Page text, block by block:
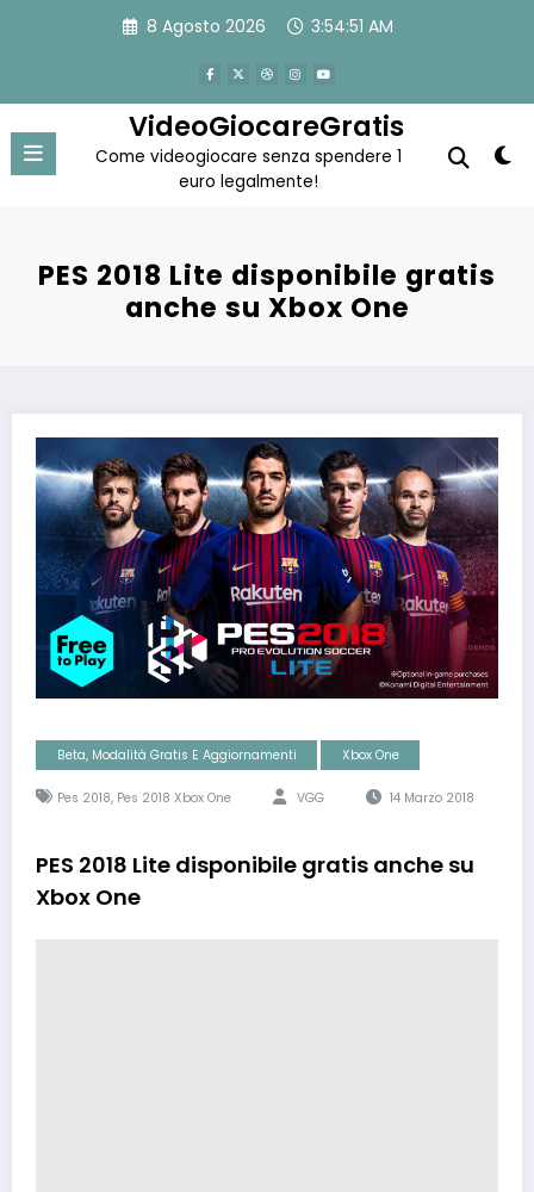
8 Agosto 2026 3:54:52 AM
VideoGiocareGratis
Come videogiocare senza spendere 1
euro legalmente!
PES 2018 Lite disponibile gratis
anche su Xbox One
Beta, Modalità Gratis E Aggiornamenti Xbox One
Pes 2018, Pes 2018 Xbox One VGG 14 Marzo 2018
PES 2018 Lite disponibile gratis anche su
Xbox One